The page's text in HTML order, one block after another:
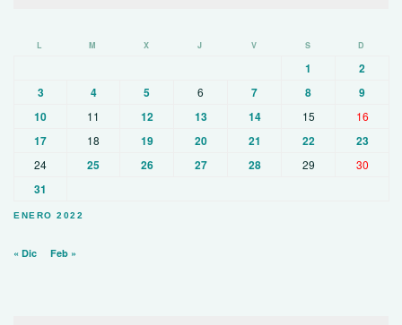
ENERO 2022
L M X J V S D
1
2
3
4 5 6 7 8
9
10
11 12 13 14 15 16
17 18 19 20 21 22 23
24 25 26 27 28 29 30
31
« Dic Feb »